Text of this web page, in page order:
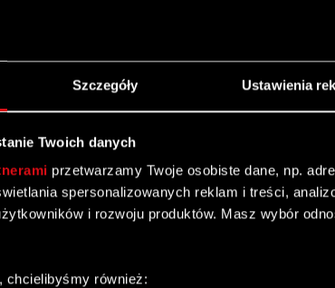
Szczegóły Ustawienia
Twoich danych
przetwarzamy Twoje osobiste dane, np.
spersonalizowanych reklam i treści,
i rozwoju produktów. Masz wybór
chcielibyśmy również:
Komornika Sądowego przy Sądzie Rejonowym
na rzecz Optimus S.A.